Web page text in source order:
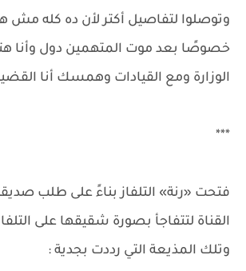
وتوصلوا لتفاصيل أكتر لأن ده كله مش
خصوصًا بعد موت المتهمين دول وأنا
الوزارة ومع القيادات وهمسك أنا
***
فتحت «رنة» التلفاز بناءً على طلب
القناة لتتفاجأ بصورة شقيقها على
وتلك المذيعة التي رددت بجدية :